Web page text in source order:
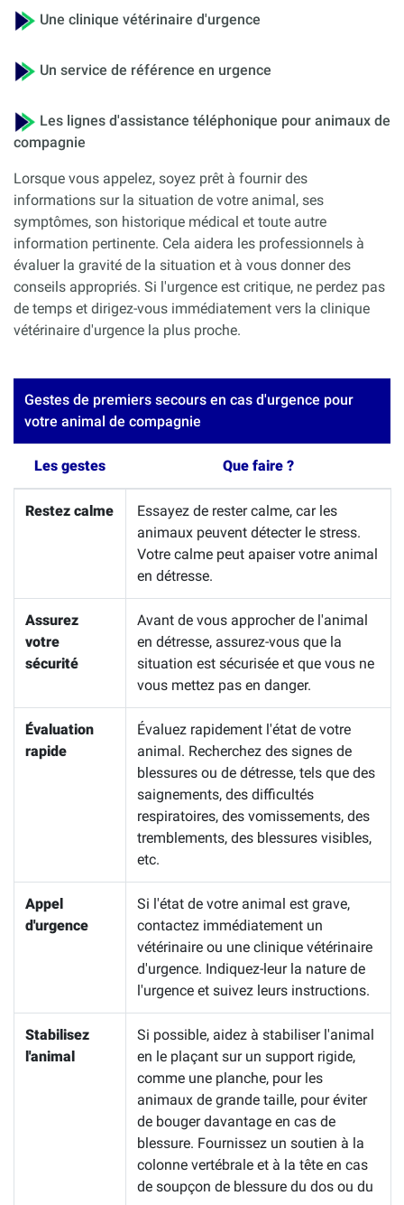
Une clinique vétérinaire d'urgence
Un service de référence en urgence
Les lignes d'assistance téléphonique pour animaux de
compagnie
Lorsque vous appelez, soyez prêt à fournir des
informations sur la situation de votre animal, ses
symptômes, son historique médical et toute autre
information pertinente. Cela aidera les professionnels à
évaluer la gravité de la situation et à vous donner des
conseils appropriés. Si l'urgence est critique, ne perdez pas
de temps et dirigez-vous immédiatement vers la clinique
vétérinaire d'urgence la plus proche.
Gestes de premiers secours en cas d'urgence pour
votre animal de compagnie
Les gestes Que faire ?
Restez calme
Essayez de rester calme, car les
animaux peuvent détecter le stress.
Votre calme peut apaiser votre animal
en détresse.
Assurez
votre
sécurité
Avant de vous approcher de l'animal
en détresse, assurez-vous que la
situation est sécurisée et que vous ne
vous mettez pas en danger.
Évaluation
rapide
Évaluez rapidement l'état de votre
animal. Recherchez des signes de
blessures ou de détresse, tels que des
saignements, des difficultés
respiratoires, des vomissements, des
tremblements, des blessures visibles,
etc.
Appel
d'urgence
Si l'état de votre animal est grave,
contactez immédiatement un
vétérinaire ou une clinique vétérinaire
d'urgence. Indiquez-leur la nature de
l'urgence et suivez leurs instructions.
Stabilisez
l'animal
Si possible, aidez à stabiliser l'animal
en le plaçant sur un support rigide,
comme une planche, pour les
animaux de grande taille, pour éviter
de bouger davantage en cas de
blessure. Fournissez un soutien à la
colonne vertébrale et à la tête en cas
de soupçon de blessure du dos ou du